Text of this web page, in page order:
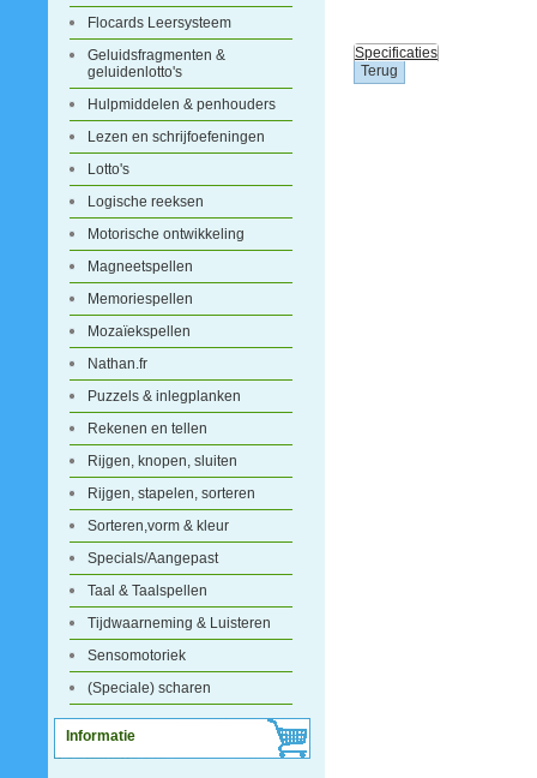
Flocards Leersysteem
Geluidsfragmenten &
geluidenlotto's
Hulpmiddelen & penhouders
Lezen en schrijfoefeningen
Lotto's
Logische reeksen
Motorische ontwikkeling
Magneetspellen
Memoriespellen
Mozaïekspellen
Nathan.fr
Puzzels & inlegplanken
Rekenen en tellen
Rijgen, knopen, sluiten
Rijgen, stapelen, sorteren
Sorteren,vorm & kleur
Specials/Aangepast
Taal & Taalspellen
Tijdwaarneming & Luisteren
Sensomotoriek
(Speciale) scharen
Informatie
Specificaties